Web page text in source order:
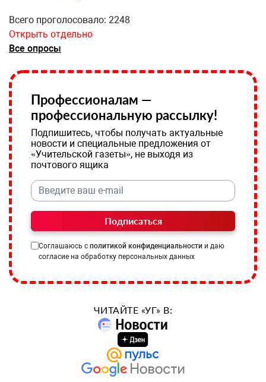
Всего проголосовало: 2248
Открыть отдельно
Все опросы
Профессионалам —
профессиональную рассылку!
Подпишитесь, чтобы получать актуальные
новости и специальные предложения от
«Учительской газеты», не выходя из
почтового ящика
Подписаться
Соглашаюсь с политикой конфиденциальности и даю
согласие на обработку персональных данных
ЧИТАЙТЕ «УГ» В: